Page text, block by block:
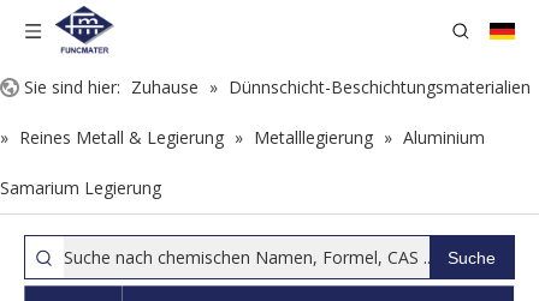
Sie sind hier: Zuhause » Dünnschicht-Beschichtungsmaterialien
» Reines Metall & Legierung » Metalllegierung » Aluminium
Samarium Legierung
Suche